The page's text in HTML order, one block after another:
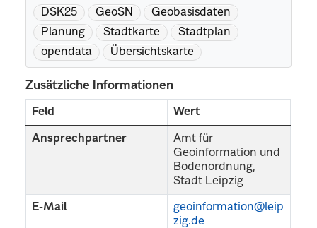
DSK25 GeoSN
Geobasisdaten
Planung
Stadtkarte
Stadtplan
opendata
Übersichtskarte
Zusätzliche Informationen
Feld Wert
Ansprechpartner
Amt für
Geoinformation und
Bodenordnung,
Stadt Leipzig
E-Mail
geoinformation@leip
zig.de